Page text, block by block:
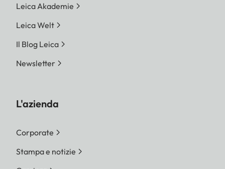
Leica Akademie
Leica Welt
Il Blog Leica
Newsletter
L'azienda
Corporate
Stampa e notizie